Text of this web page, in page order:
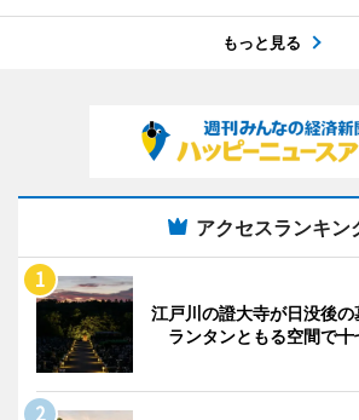
もっと見る
アクセスランキン
江戸川の證大寺が日没後の
ランタンともる空間で十